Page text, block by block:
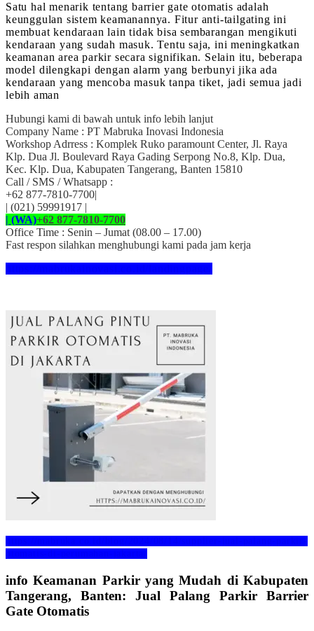
Satu hal menarik tentang barrier gate otomatis adalah
keunggulan sistem keamanannya. Fitur anti-tailgating ini
membuat kendaraan lain tidak bisa sembarangan mengikuti
kendaraan yang sudah masuk. Tentu saja, ini meningkatkan
keamanan area parkir secara signifikan. Selain itu, beberapa
model dilengkapi dengan alarm yang berbunyi jika ada
kendaraan yang mencoba masuk tanpa tiket, jadi semua jadi
lebih aman
Hubungi kami di bawah untuk info lebih lanjut
Company Name : PT Mabruka Inovasi Indonesia
Workshop Adrress : Komplek Ruko paramount Center, Jl. Raya
Klp. Dua Jl. Boulevard Raya Gading Serpong No.8, Klp. Dua,
Kec. Klp. Dua, Kabupaten Tangerang, Banten 15810
Call / SMS / Whatsapp :
+62 877-7810-7700|
| (021) 59991917 |
| (WA)+62 877-7810-7700
Office Time : Senin – Jumat (08.00 – 17.00)
Fast respon silahkan menghubungi kami pada jam kerja
info Keamanan Parkir yang Mudah di Kabupaten
Tangerang, Banten: Jual Palang Parkir Barrier
Gate Otomatis